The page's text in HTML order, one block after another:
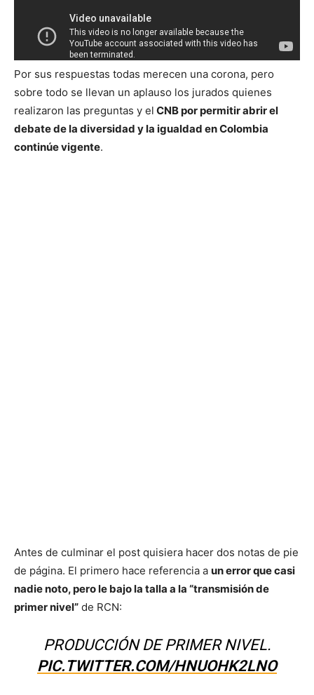
Por sus respuestas todas merecen una corona, pero
sobre todo se llevan un aplauso los jurados quienes
realizaron las preguntas y el CNB por permitir abrir el
debate de la diversidad y la igualdad en Colombia
continúe vigente.
Antes de culminar el post quisiera hacer dos notas de pie
de página. El primero hace referencia a un error que casi
nadie noto, pero le bajo la talla a la “transmisión de
primer nivel” de RCN:
PRODUCCIÓN DE PRIMER NIVEL.
PIC.TWITTER.COM/HNUOHK2LNO